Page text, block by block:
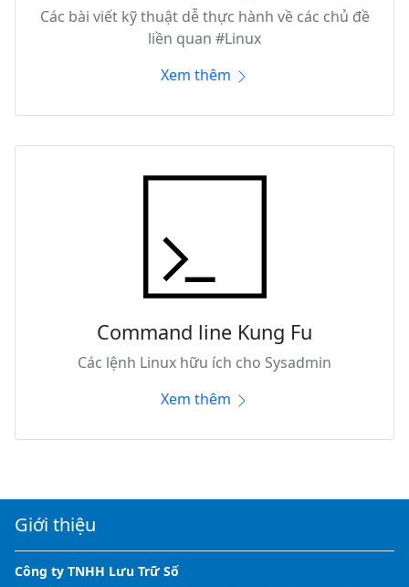
Các bài viết kỹ thuật dễ thực hành về các chủ đề
liền quan #Linux
Xem thêm
Command line Kung Fu
Các lệnh Linux hữu ích cho Sysadmin
Xem thêm
Giới thiệu
Công ty TNHH Lưu Trữ Số